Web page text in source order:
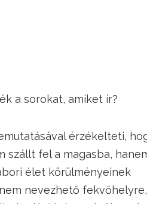
a sorokat, amiket ír?
érzékelteti,
szállt fel a magasba,
élet körülményeinek
nevezhető